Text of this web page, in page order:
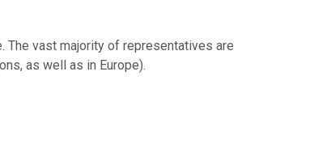
The vast majority of representatives are
as well as in Europe).